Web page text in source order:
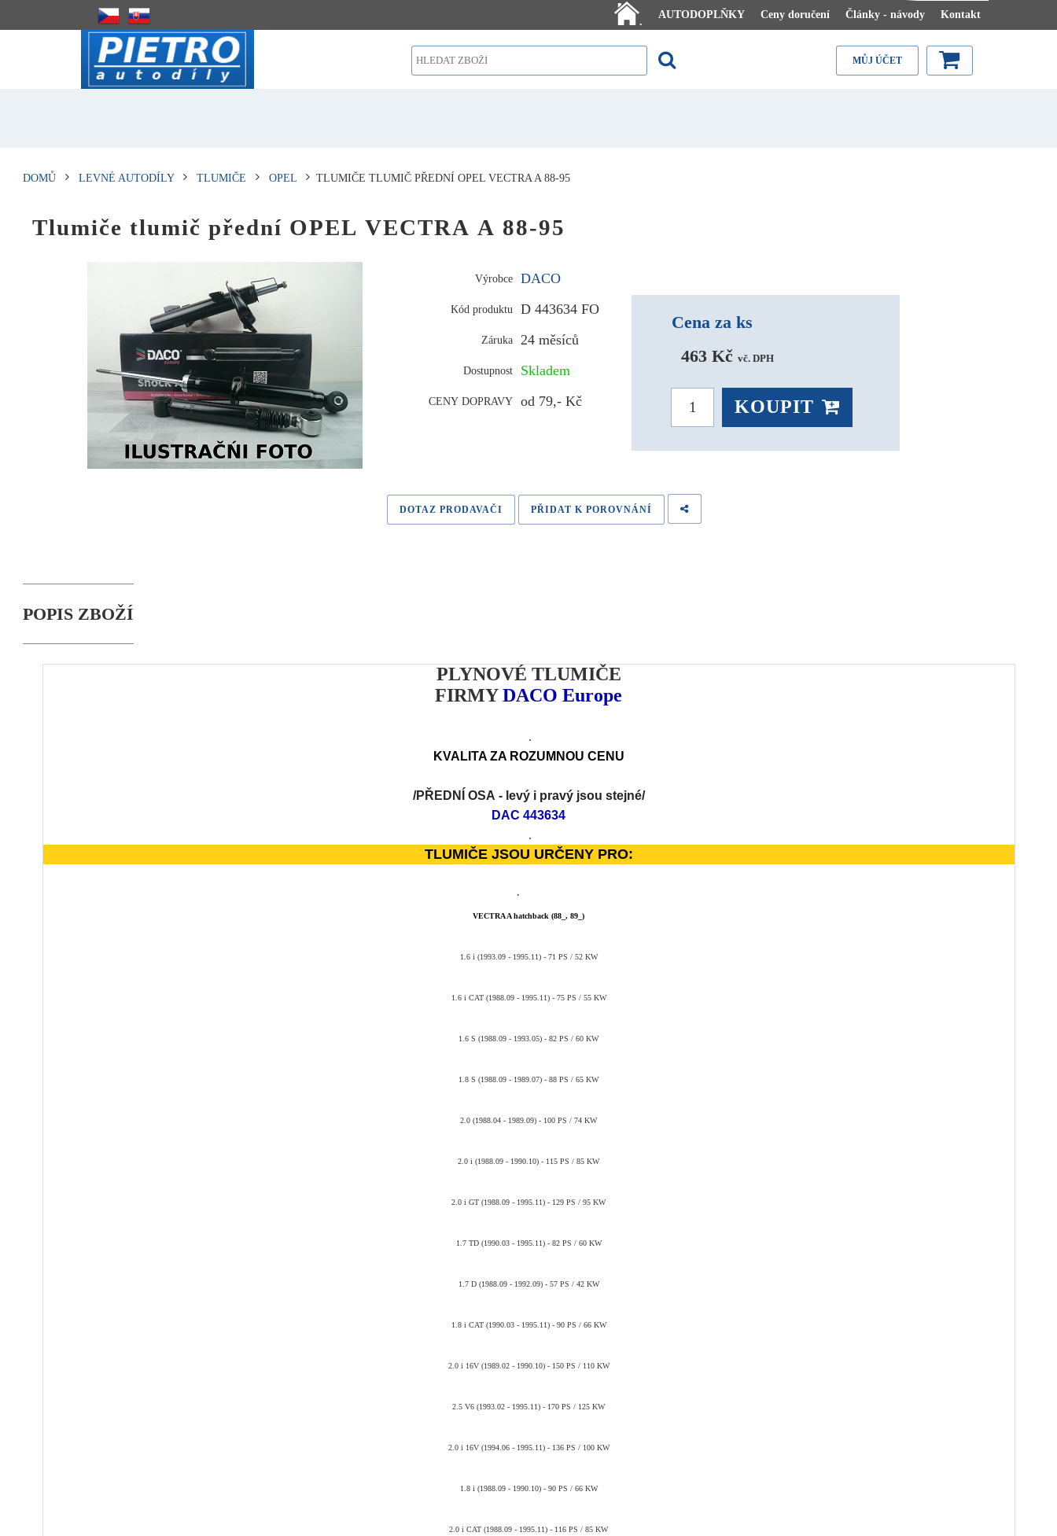
.
AUTODOPLŇKY Ceny doručení Články - návody Kontakt
MŮJ ÚČET
DOMŮ LEVNÉ AUTODÍLY TLUMIČE OPEL TLUMIČE TLUMIČ PŘEDNÍ OPEL VECTRA A 88-95
Tlumiče tlumič přední OPEL VECTRA A 88-95
Výrobce DACO
Kód produktu D 443634 FO
Záruka 24 měsíců
Dostupnost Skladem
CENY DOPRAVY od 79,- Kč
Cena za ks
463 Kč vč. DPH
KOUPIT
DOTAZ PRODAVAČI PŘIDAT K POROVNÁNÍ
POPIS ZBOŽÍ
PLYNOVÉ TLUMIČE
FIRMYDACO Europe
.
KVALITA ZA ROZUMNOU CENU
/PŘEDNÍ OSA - levý i pravý jsou stejné/
DAC 443634
.
TLUMIČE JSOU URČENY PRO:
·
VECTRA A hatchback (88_, 89_)
1.6 i (1993.09 - 1995.11) - 71 PS / 52 KW
1.6 i CAT (1988.09 - 1995.11) - 75 PS / 55 KW
1.6 S (1988.09 - 1993.05) - 82 PS / 60 KW
1.8 S (1988.09 - 1989.07) - 88 PS / 65 KW
2.0 (1988.04 - 1989.09) - 100 PS / 74 KW
2.0 i (1988.09 - 1990.10) - 115 PS / 85 KW
2.0 i GT (1988.09 - 1995.11) - 129 PS / 95 KW
1.7 TD (1990.03 - 1995.11) - 82 PS / 60 KW
1.7 D (1988.09 - 1992.09) - 57 PS / 42 KW
1.8 i CAT (1990.03 - 1995.11) - 90 PS / 66 KW
2.0 i 16V (1989.02 - 1990.10) - 150 PS / 110 KW
2.5 V6 (1993.02 - 1995.11) - 170 PS / 125 KW
2.0 i 16V (1994.06 - 1995.11) - 136 PS / 100 KW
1.8 i (1988.09 - 1990.10) - 90 PS / 66 KW
2.0 i CAT (1988.09 - 1995.11) - 116 PS / 85 KW